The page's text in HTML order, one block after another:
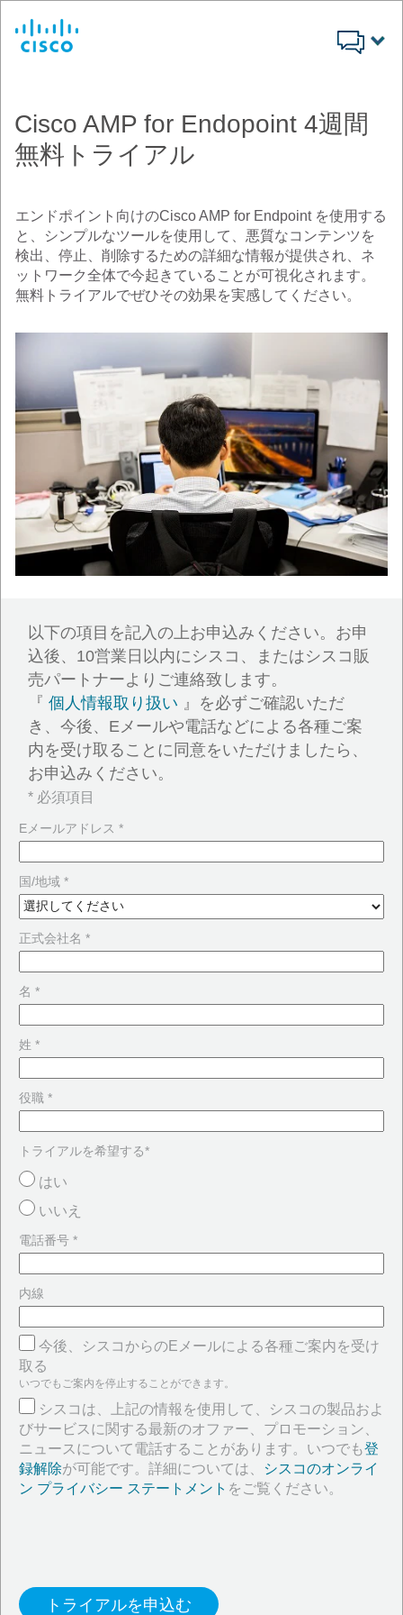
Cisco AMP for Endopoint 4週間
無料トライアル
エンドポイント向けのCisco AMP for Endpoint を使用する
と、シンプルなツールを使用して、悪質なコンテンツを
検出、停止、削除するための詳細な情報が提供され、ネ
ットワーク全体で今起きていることが可視化されます。
無料トライアルでぜひその効果を実感してください。
以下の項目を記入の上お申込みください。お申
込後、10営業日以内にシスコ、またはシスコ販
売パートナーよりご連絡致します。
『 個人情報取り扱い 』を必ずご確認いただ
き、今後、Eメールや電話などによる各種ご案
内を受け取ることに同意をいただけましたら、
お申込みください。
* 必須項目
Eメールアドレス *
国/地域 *
正式会社名 *
名 *
姓 *
役職 *
トライアルを希望する*
はい
いいえ
電話番号 *
内線
今後、シスコからのEメールによる各種ご案内を受け
取る
いつでもご案内を停止することができます。
シスコは、上記の情報を使用して、シスコの製品およ
びサービスに関する最新のオファー、プロモーション、
ニュースについて電話することがあります。いつでも登
録解除が可能です。詳細については、
シスコのオンライ
ン プライバシー ステートメント をご覧ください。